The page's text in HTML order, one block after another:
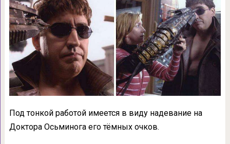
Под тонкой работой имеется в виду надевание на
Доктора Осьминога его тёмных очков.